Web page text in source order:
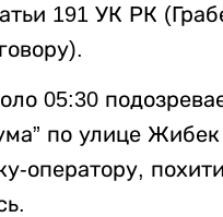
191 УК РК
05:30
по улице
оператору,